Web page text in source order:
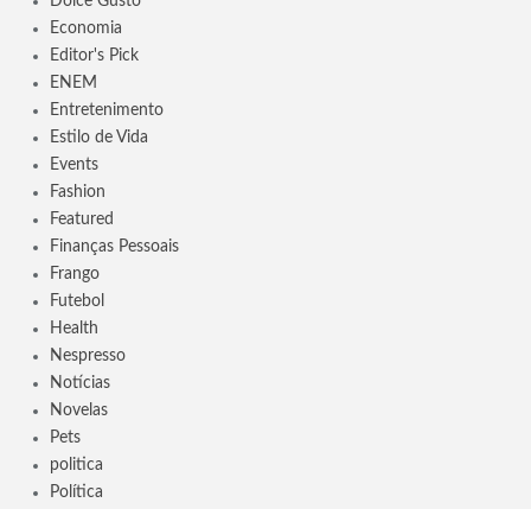
Economia
Editor's Pick
ENEM
Entretenimento
Estilo de Vida
Events
Fashion
Featured
Finanças Pessoais
Frango
Futebol
Health
Nespresso
Notícias
Novelas
Pets
politica
Política